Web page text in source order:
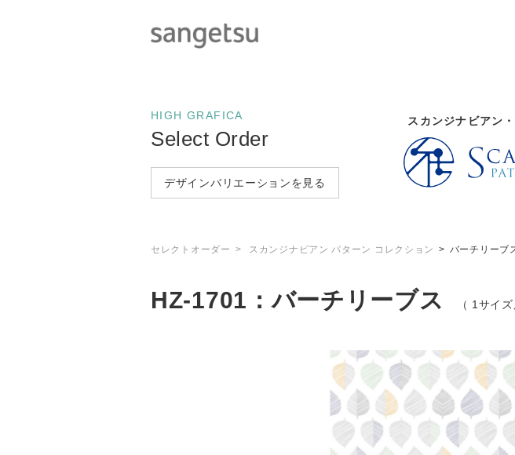
HIGH GRAFICA
Select Order
デザインバリエーションを見る
スカンジナビアン
セレクトオーダー スカンジナビアン パターン コレクション バーチリーブ
HZ-1701：バーチリーブス （ 1サイズ